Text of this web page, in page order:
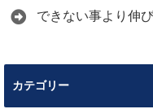
できない事より伸
カテゴリー